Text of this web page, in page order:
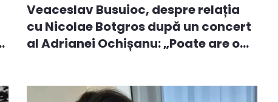
Veaceslav Busuioc, despre relația
cu Nicolae Botgros după un concert
al Adrianei Ochișanu: „Poate are o...